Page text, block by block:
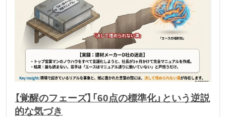
【覚醒のフェーズ】「60点の標準化」という逆説
的な気づき